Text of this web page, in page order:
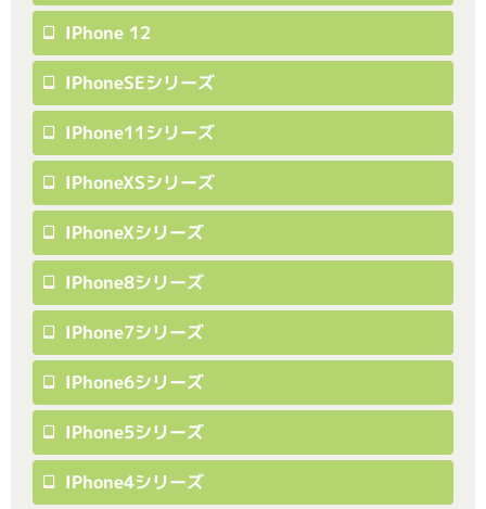
IPhone 12
IPhoneSEシリーズ
IPhone11シリーズ
IPhoneXSシリーズ
IPhoneXシリーズ
IPhone8シリーズ
IPhone7シリーズ
IPhone6シリーズ
IPhone5シリーズ
IPhone4シリーズ